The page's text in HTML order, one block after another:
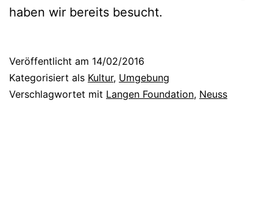
haben wir bereits besucht.
Veröffentlicht am 14/02/2016
Kategorisiert als Kultur, Umgebung
Verschlagwortet mit Langen Foundation, Neuss